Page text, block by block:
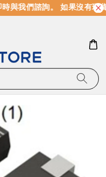
我們諮詢。 如果沒有現